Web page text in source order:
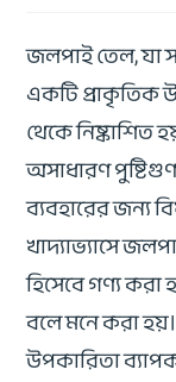
জলপাই তেল, যা
একটি প্রাকৃতিক
থেকে নিষ্কাশিত
অসাধারণ
ব্যবহারের জন্য
খাদ্যাভ্যাসে
হিসেবে গণ্য করা
বলে মনে করা
উপকারিতা